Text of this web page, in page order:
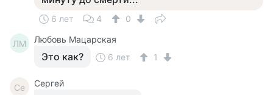
6 лет 4 0
ЛМ Любовь Мацарская
Это как? 6 лет 1
Се Сергей